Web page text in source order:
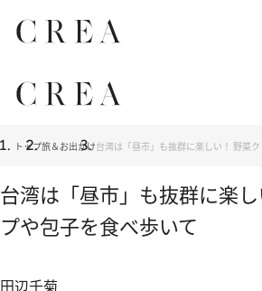
トップ旅＆お出かけ台湾は「昼市」も抜群に楽しい！ 野菜
台湾は「昼市」も抜群に楽
プや包子を食べ歩いて
田辺千菊